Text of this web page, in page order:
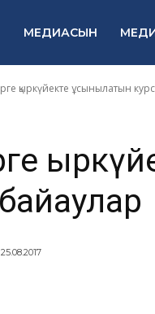
МЕДИАСЫН
қыркүйекте ұсынылатын
25.08.2017